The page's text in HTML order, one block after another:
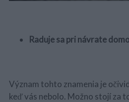
Raduje sa pri návrate
Význam tohto znamenia je
keď vás nebolo. Možno stojí za